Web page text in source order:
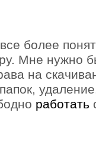
более
Мне нужно
на
работать